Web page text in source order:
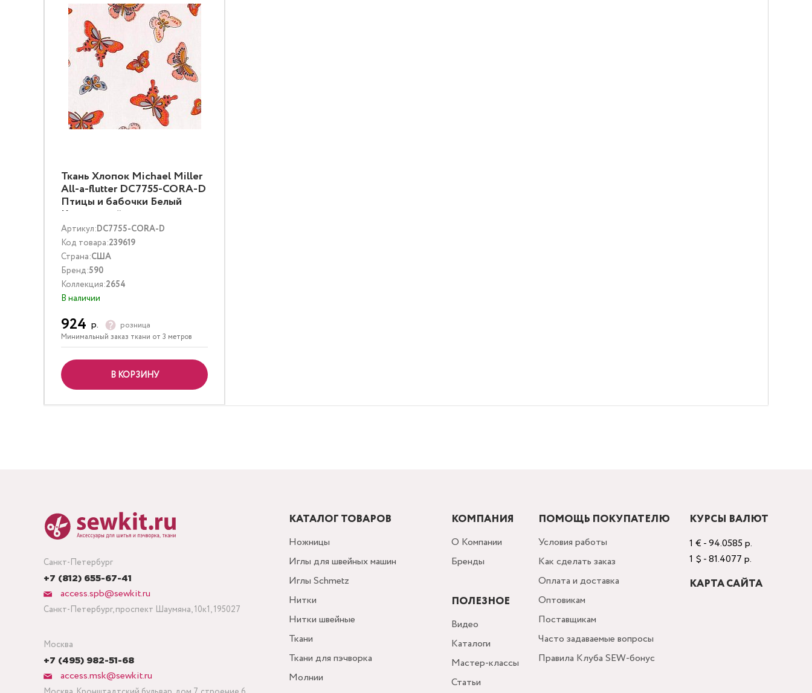
Ткань Хлопок Michael Miller
All-a-flutter DC7755-CORA-D
Птицы и бабочки Белый
Коралловый
Артикул:DC7755-CORA-D
Код товара:239619
Страна:США
Бренд:590
Коллекция:2654
В наличии
924 р. розница
Минимальный заказ ткани от 3 метров
В КОРЗИНУ
Санкт-Петербург
+7 (812) 655-67-41
access.spb@sewkit.ru
Санкт-Петербург, проспект Шаумяна, 10к1, 195027
Москва
+7 (495) 982-51-68
access.msk@sewkit.ru
КАТАЛОГ ТОВАРОВ
Ножницы
Иглы для швейных машин
Иглы Schmetz
Нитки
Нитки швейные
Ткани
Ткани для пэчворка
Молнии
КОМПАНИЯ
О Компании
Бренды
ПОЛЕЗНОЕ
Видео
Каталоги
Мастер-классы
Статьи
ПОМОЩЬ ПОКУПАТЕЛЮ
Условия работы
Как сделать заказ
Оплата и доставка
Оптовикам
Поставщикам
Часто задаваемые вопросы
Правила Клуба SEW-бонус
КУРСЫ ВАЛЮТ
1 € - 94.0585 р.
1 $ - 81.4077 р.
КАРТА САЙТА